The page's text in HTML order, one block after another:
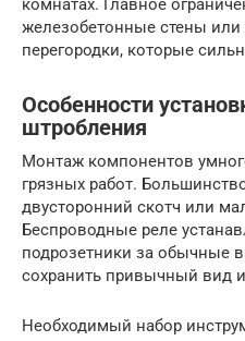
комнатах. Главное
железобетонные стены или
перегородки, которые
Особенности
штробления
Монтаж компонентов
грязных работ.
двусторонний скотч или
Беспроводные реле
подрозетники за обычные
сохранить привычный вид
Необходимый набор